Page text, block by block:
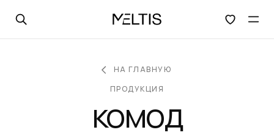
Открыть поиск
НА ГЛАВНУЮ
ПРОДУКЦИЯ
комод